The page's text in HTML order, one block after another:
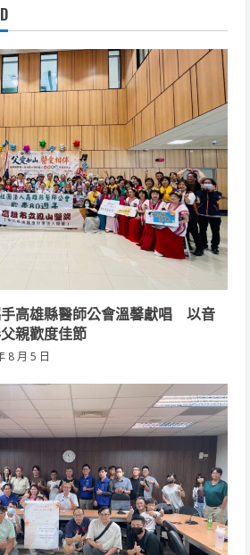
高雄縣醫師公會溫馨獻唱 以音
親歡度佳節
8 月 5 日